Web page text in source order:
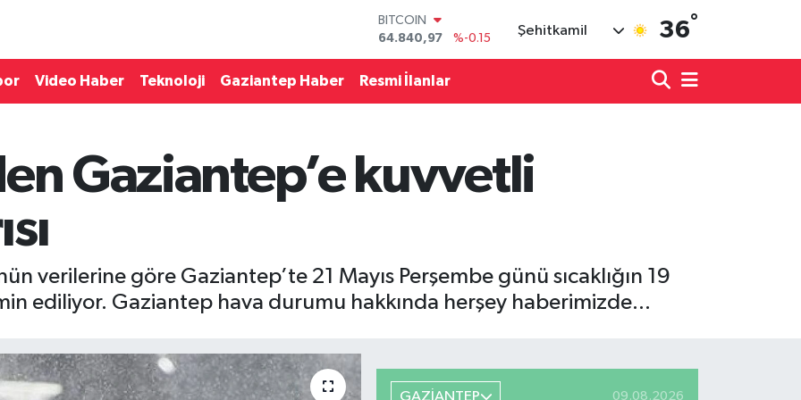
DOLAR
47,7436
%0.18
EURO
55,2510
BİST100
13.779
%-14
Şehitkamil 36°
Video Haber Teknoloji Gaziantep Haber Resmi İlanlar
Gaziantep’e kuvvetli
verilerine göre Gaziantep’te 21 Mayıs Perşembe günü sıcaklığın 19
ediliyor. Gaziantep hava durumu hakkında herşey haberimizde...
GAZİANTEP 09.08.2026